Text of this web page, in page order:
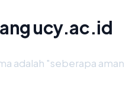
ucy.ac.id
adalah "seberapa aman